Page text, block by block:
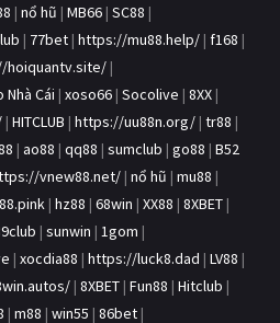
| nổ hũ | MB66 | SC88 |
| 77bet | https://mu88.help/ | f168 |
hoiquantv.site/ |
Nhà Cái | xoso66 | Socolive | 8XX |
| HITCLUB | https://uu88n.org/ | tr88 |
| ao88 | qq88 | sumclub | go88 | B52
vnew88.net/ | nổ hũ | mu88 |
| hz88 | 68win | XX88 | 8XBET |
| sunwin | 1gom |
| xocdia88 | https://luck8.dad | LV88 |
| 8XBET | Fun88 | Hitclub |
| m88 | win55 | 86bet |